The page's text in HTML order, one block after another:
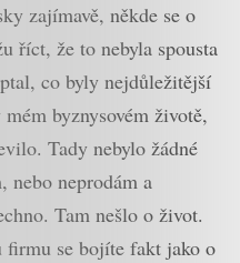
zajímavě, někde se o
říct, že to nebyla spousta
co byly nejdůležitější
byznysovém životě,
Tady nebylo žádné
nebo neprodám a
Tam nešlo o život.
firmu se bojíte fakt jako o